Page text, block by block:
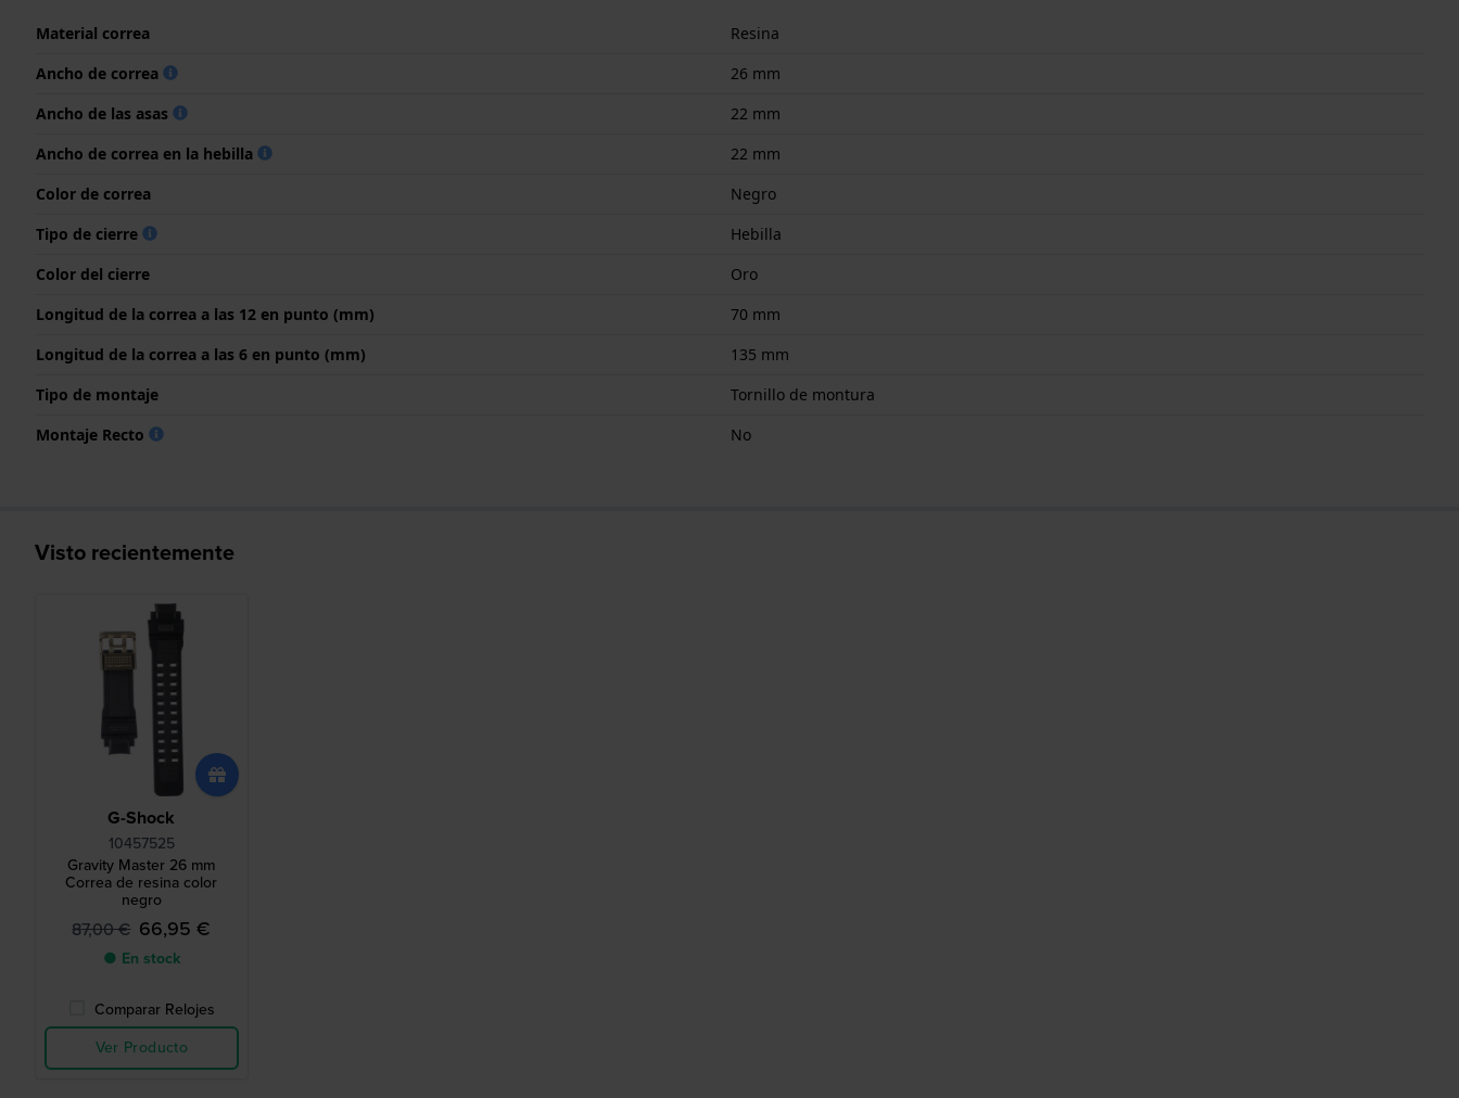
Material correa
Resina
Ancho de correa
26 mm
Ancho de las asas
22 mm
Ancho de correa en la hebilla
22 mm
Color de correa
Negro
Tipo de cierre
Hebilla
Color del cierre
Oro
Longitud de la correa a las 12 en punto (mm)
70 mm
Longitud de la correa a las 6 en punto (mm)
135 mm
Tipo de montaje
Tornillo de montura
Montaje Recto
No
Visto recientemente
G-Shock
10457525
Gravity Master 26 mm
Correa de resina color
negro
87,00 € 66,95 €
● En stock
Comparar Relojes
Ver Producto